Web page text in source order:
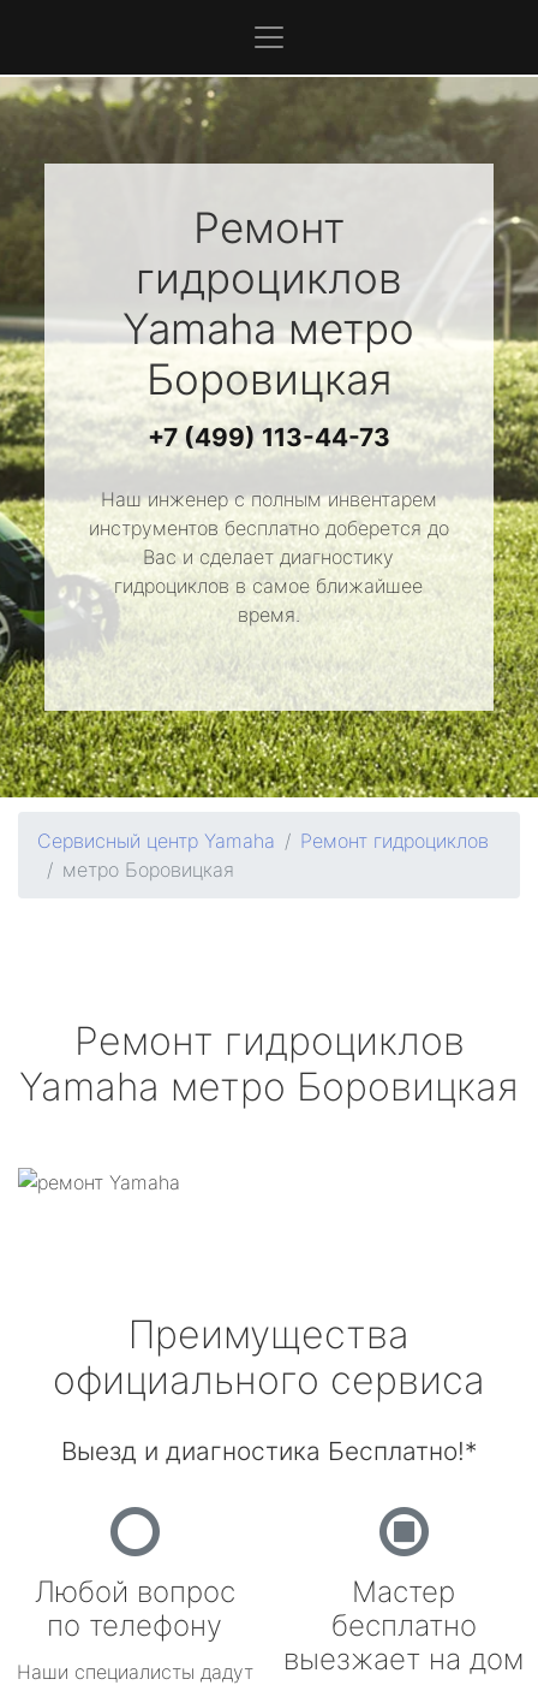
Ремонт
гидроциклов
Yamaha метро
Боровицкая
+7 (499) 113-44-73
Наш инженер с полным инвентарем
инструментов бесплатно доберется до
Вас и сделает диагностику
гидроциклов в самое ближайшее
время.
Сервисный центр Yamaha
Ремонт гидроциклов
метро Боровицкая
Ремонт гидроциклов
Yamaha метро Боровицкая
Преимущества
официального сервиса
Выезд и диагностика Бесплатно!*
Любой вопрос
по телефону
Наши специалисты дадут
Мастер
бесплатно
выезжает на дом